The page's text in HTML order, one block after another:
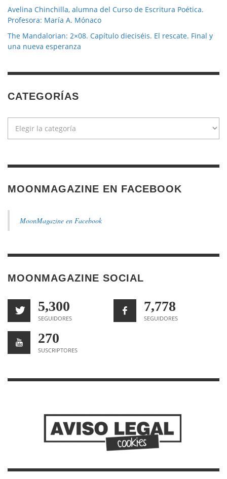
Avelina Chinchilla, alumna del Curso de Escritura Poética.
Profesora: María A. Mónaco
The Mandalorian: 2×08. Capítulo dieciséis. El rescate. Final y
una nueva esperanza
CATEGORÍAS
MOONMAGAZINE EN FACEBOOK
MoonMagazine en Facebook
MOONMAGAZINE SOCIAL
5,300
SEGUIDORES
7,778
SEGUIDORES
270
SUSCRIPTORES